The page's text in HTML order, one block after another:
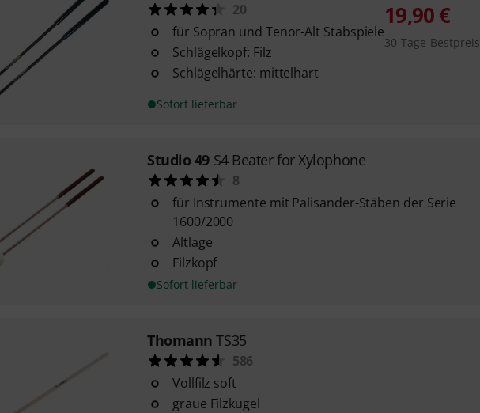
20
für Sopran und Tenor-Alt Stabspiele
Schlägelkopf: Filz
Schlägelhärte: mittelhart
Sofort lieferbar
19,90€
30-Tage-Bestpreis
Studio 49 S4 Beater for Xylophone
8
für Instrumente mit Palisander-Stäben der Serie
1600/2000
Altlage
Filzkopf
Sofort lieferbar
Thomann TS35
586
Vollfilz soft
graue Filzkugel